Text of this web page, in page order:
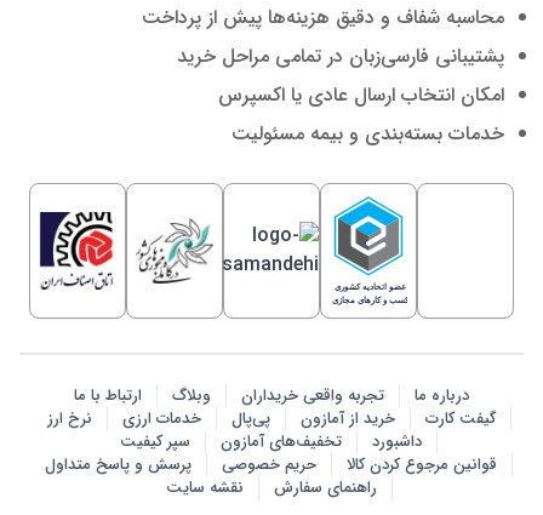
محاسبه شفاف و دقیق هزینه‌ها پیش از پرداخت
پشتیبانی فارسی‌زبان در تمامی مراحل خرید
امکان انتخاب ارسال عادی یا اکسپرس
خدمات بسته‌بندی و بیمه مسئولیت
درباره ما تجربه واقعی خریداران وبلاگ
ارتباط با ما
گیفت کارت
خرید از آمازون پی‌پال خدمات ارزی
نرخ ارز
داشبورد
تخفیف‌های آمازون
سپر کیفیت
قوانین مرجوع کردن کالا
حریم خصوصی
پرسش‌ و پاسخ متداول
راهنمای سفارش
نقشه سایت